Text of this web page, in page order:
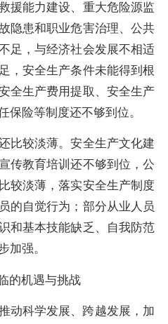
援能力建设、重大危险源监
隐患和职业危害治理、公共
足，与经济社会发展不相适
，安全生产条件未能得到根
全生产费用提取、安全生产
保险等制度还不够到位。
较淡薄。安全生产文化建
传教育培训还不够到位，公
较淡薄，落实安全生产制度
的自觉行为；部分从业人员
和基本技能缺乏、自我防范
加强。
机遇与挑战
科学发展、跨越发展，加